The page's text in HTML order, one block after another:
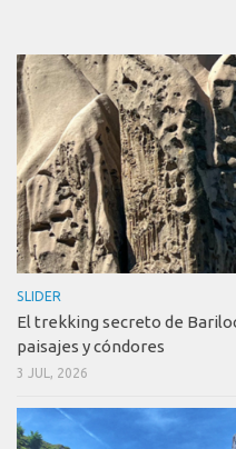
SLIDER
El trekking secreto de
paisajes y cóndores
3 JUL, 2026